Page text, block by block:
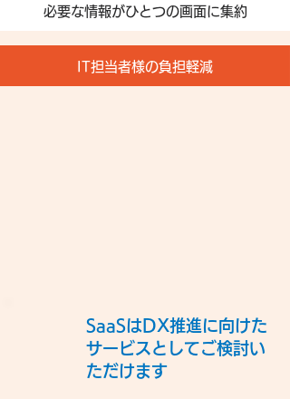
必要な情報がひとつの画面に集約
IT担当者様の負担軽減
SaaSはDX推進に向けた
サービスとしてご検討い
ただけます